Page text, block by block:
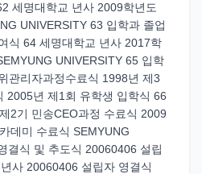
세명대학교 년사 2009학년도
UNIVERSITY 63 입학과 졸업
식 64 세명대학교 년사 2017학
UNIVERSITY 65 입학
관리자과정수료식 1998년 제3
2005년 제1회 유학생 입학식 66
2기 민송CEO과정 수료식 2009
데미 수료식 SEMYUNG
결식 및 추도식 20060406 설립
사 20060406 설립자 영결식